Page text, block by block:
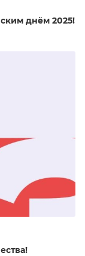
днём 2025!